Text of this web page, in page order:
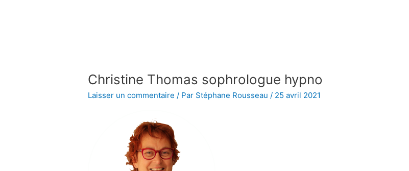
Christine Thomas sophrologue hypno
Laisser un commentaire / Par Stéphane Rousseau/ 25 avril 2021